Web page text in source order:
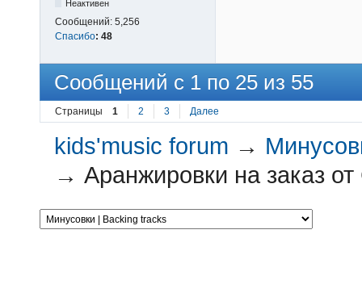
Неактивен
Сообщений: 5,256
Спасибо: 48
Сообщений с 1 по 25 из 55
Страницы 1 2 3 Далее
kids'music forum →
→Аранжировки на заказ